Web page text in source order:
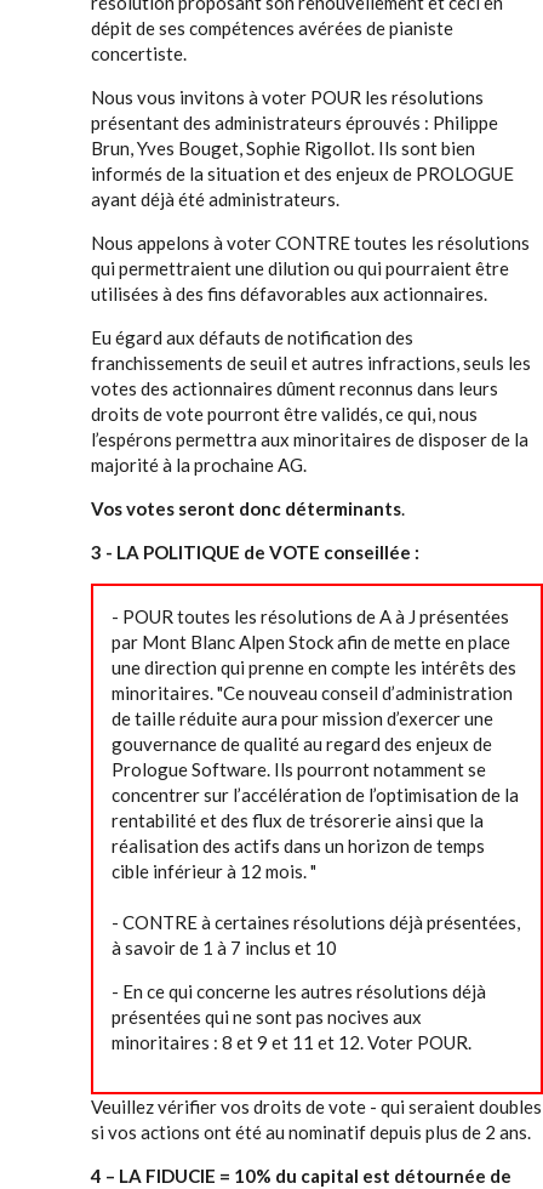
dépit de ses compétences avérées de pianiste
concertiste.
Nous vous invitons à voter POUR les résolutions
présentant des administrateurs éprouvés : Philippe
Brun, Yves Bouget, Sophie Rigollot. Ils sont bien
informés de la situation et des enjeux de PROLOGUE
ayant déjà été administrateurs.
Nous appelons à voter CONTRE toutes les résolutions
qui permettraient une dilution ou qui pourraient être
utilisées à des fins défavorables aux actionnaires.
Eu égard aux défauts de notification des
franchissements de seuil et autres infractions, seuls les
votes des actionnaires dûment reconnus dans leurs
droits de vote pourront être validés, ce qui, nous
l’espérons permettra aux minoritaires de disposer de la
majorité à la prochaine AG.
Vos votes seront donc déterminants.
3 - LA POLITIQUE de VOTE conseillée :
- POUR toutes les résolutions de A à J présentées
par Mont Blanc Alpen Stock afin de mette en place
une direction qui prenne en compte les intérêts des
minoritaires. "Ce nouveau conseil d’administration
de taille réduite aura pour mission d’exercer une
gouvernance de qualité au regard des enjeux de
Prologue Software. Ils pourront notamment se
concentrer sur l’accélération de l’optimisation de la
rentabilité et des flux de trésorerie ainsi que la
réalisation des actifs dans un horizon de temps
cible inférieur à 12 mois. "
- CONTRE à certaines résolutions déjà présentées,
à savoir de 1 à 7 inclus et 10
- En ce qui concerne les autres résolutions déjà
présentées qui ne sont pas nocives aux
minoritaires : 8 et 9 et 11 et 12. Voter POUR.
Veuillez vérifier vos droits de vote - qui seraient doubles
si vos actions ont été au nominatif depuis plus de 2 ans.
4 – LA FIDUCIE = 10% du capital est détournée de